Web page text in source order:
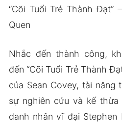
“Cõi Tuổi Trẻ Thành Đạt”
Quen
Nhắc đến thành công,
đến “Cõi Tuổi Trẻ Thành
của Sean Covey, tài
sự nghiên cứu và kế
danh nhân vĩ đại Stephen